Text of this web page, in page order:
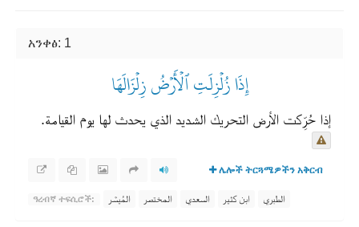
አንቀፅ: 1
إِذَا زُلۡزِلَتِ ٱلۡأَرۡضُ زِلۡزَالَهَا
إذا حُرِّكت الأرض التحريك الشديد الذي يحدث لها يوم القيامة.
ሌሎች ትርጓሜዎችን አቅርብ
ዓረብኛ ተፍሲሮች: المُيسَّر المختصر السعدي ابن كثير الطبري